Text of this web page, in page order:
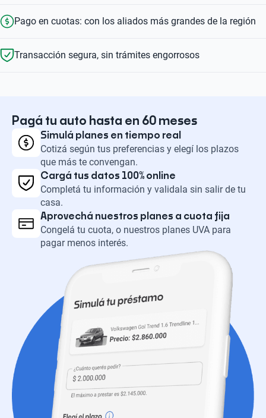
Pago en cuotas: con los aliados más grandes de la región
Transacción segura, sin trámites engorrosos
Pagá tu auto hasta en 60 meses
Simulá planes en tiempo real
Cotizá según tus preferencias y elegí los plazos
que más te convengan.
Cargá tus datos 100% online
Completá tu información y validala sin salir de tu
casa.
Aprovechá nuestros planes a cuota fija
Congelá tu cuota, o nuestros planes UVA para
pagar menos interés.